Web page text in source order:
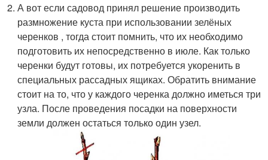
А вот если садовод принял решение производить
размножение куста при использовании зелёных
черенков , тогда стоит помнить, что их необходимо
подготовить их непосредственно в июле. Как только
черенки будут готовы, их потребуется укоренить в
специальных рассадных ящиках. Обратить внимание
стоит на то, что у каждого черенка должно иметься три
узла. После проведения посадки на поверхности
земли должен остаться только один узел.